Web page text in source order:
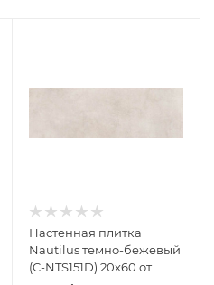
Настенная плитка
Nautilus темно-бежевый
(C-NTS151D) 20x60 от